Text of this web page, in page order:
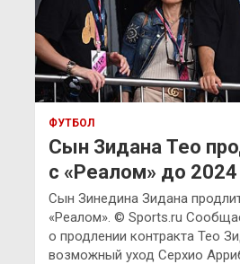
ФУТБОЛ
Сын Зидана Тео
с «Реалом» до
Сын Зинедина Зидана
«Реалом». © Sports.ru
о продлении контракта Тео
возможный уход Серхио